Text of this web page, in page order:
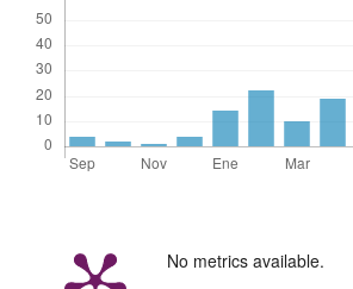
No metrics available.